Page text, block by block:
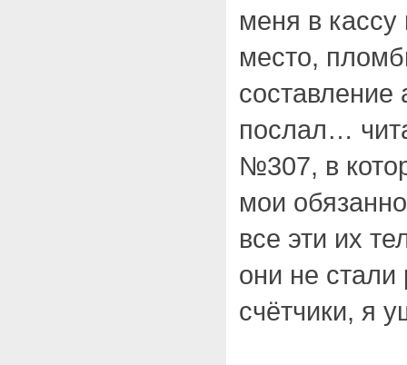
меня в кассу
место,
составление
послал…
№307, в
мои
все эти их
они не стали
счётчики, я